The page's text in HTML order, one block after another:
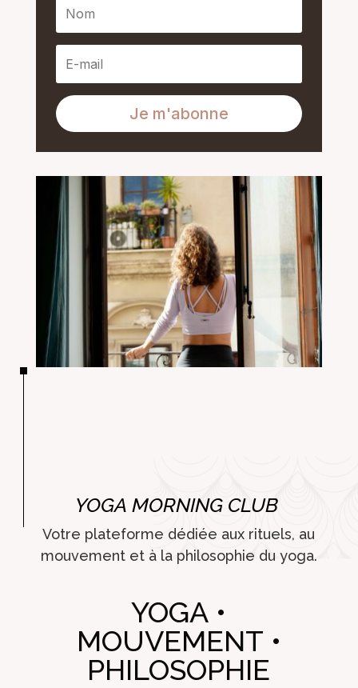
Je m'abonne
YOGA MORNING CLUB
Votre plateforme dédiée aux rituels, au
mouvement et à la philosophie du yoga.
YOGA •
MOUVEMENT •
PHILOSOPHIE